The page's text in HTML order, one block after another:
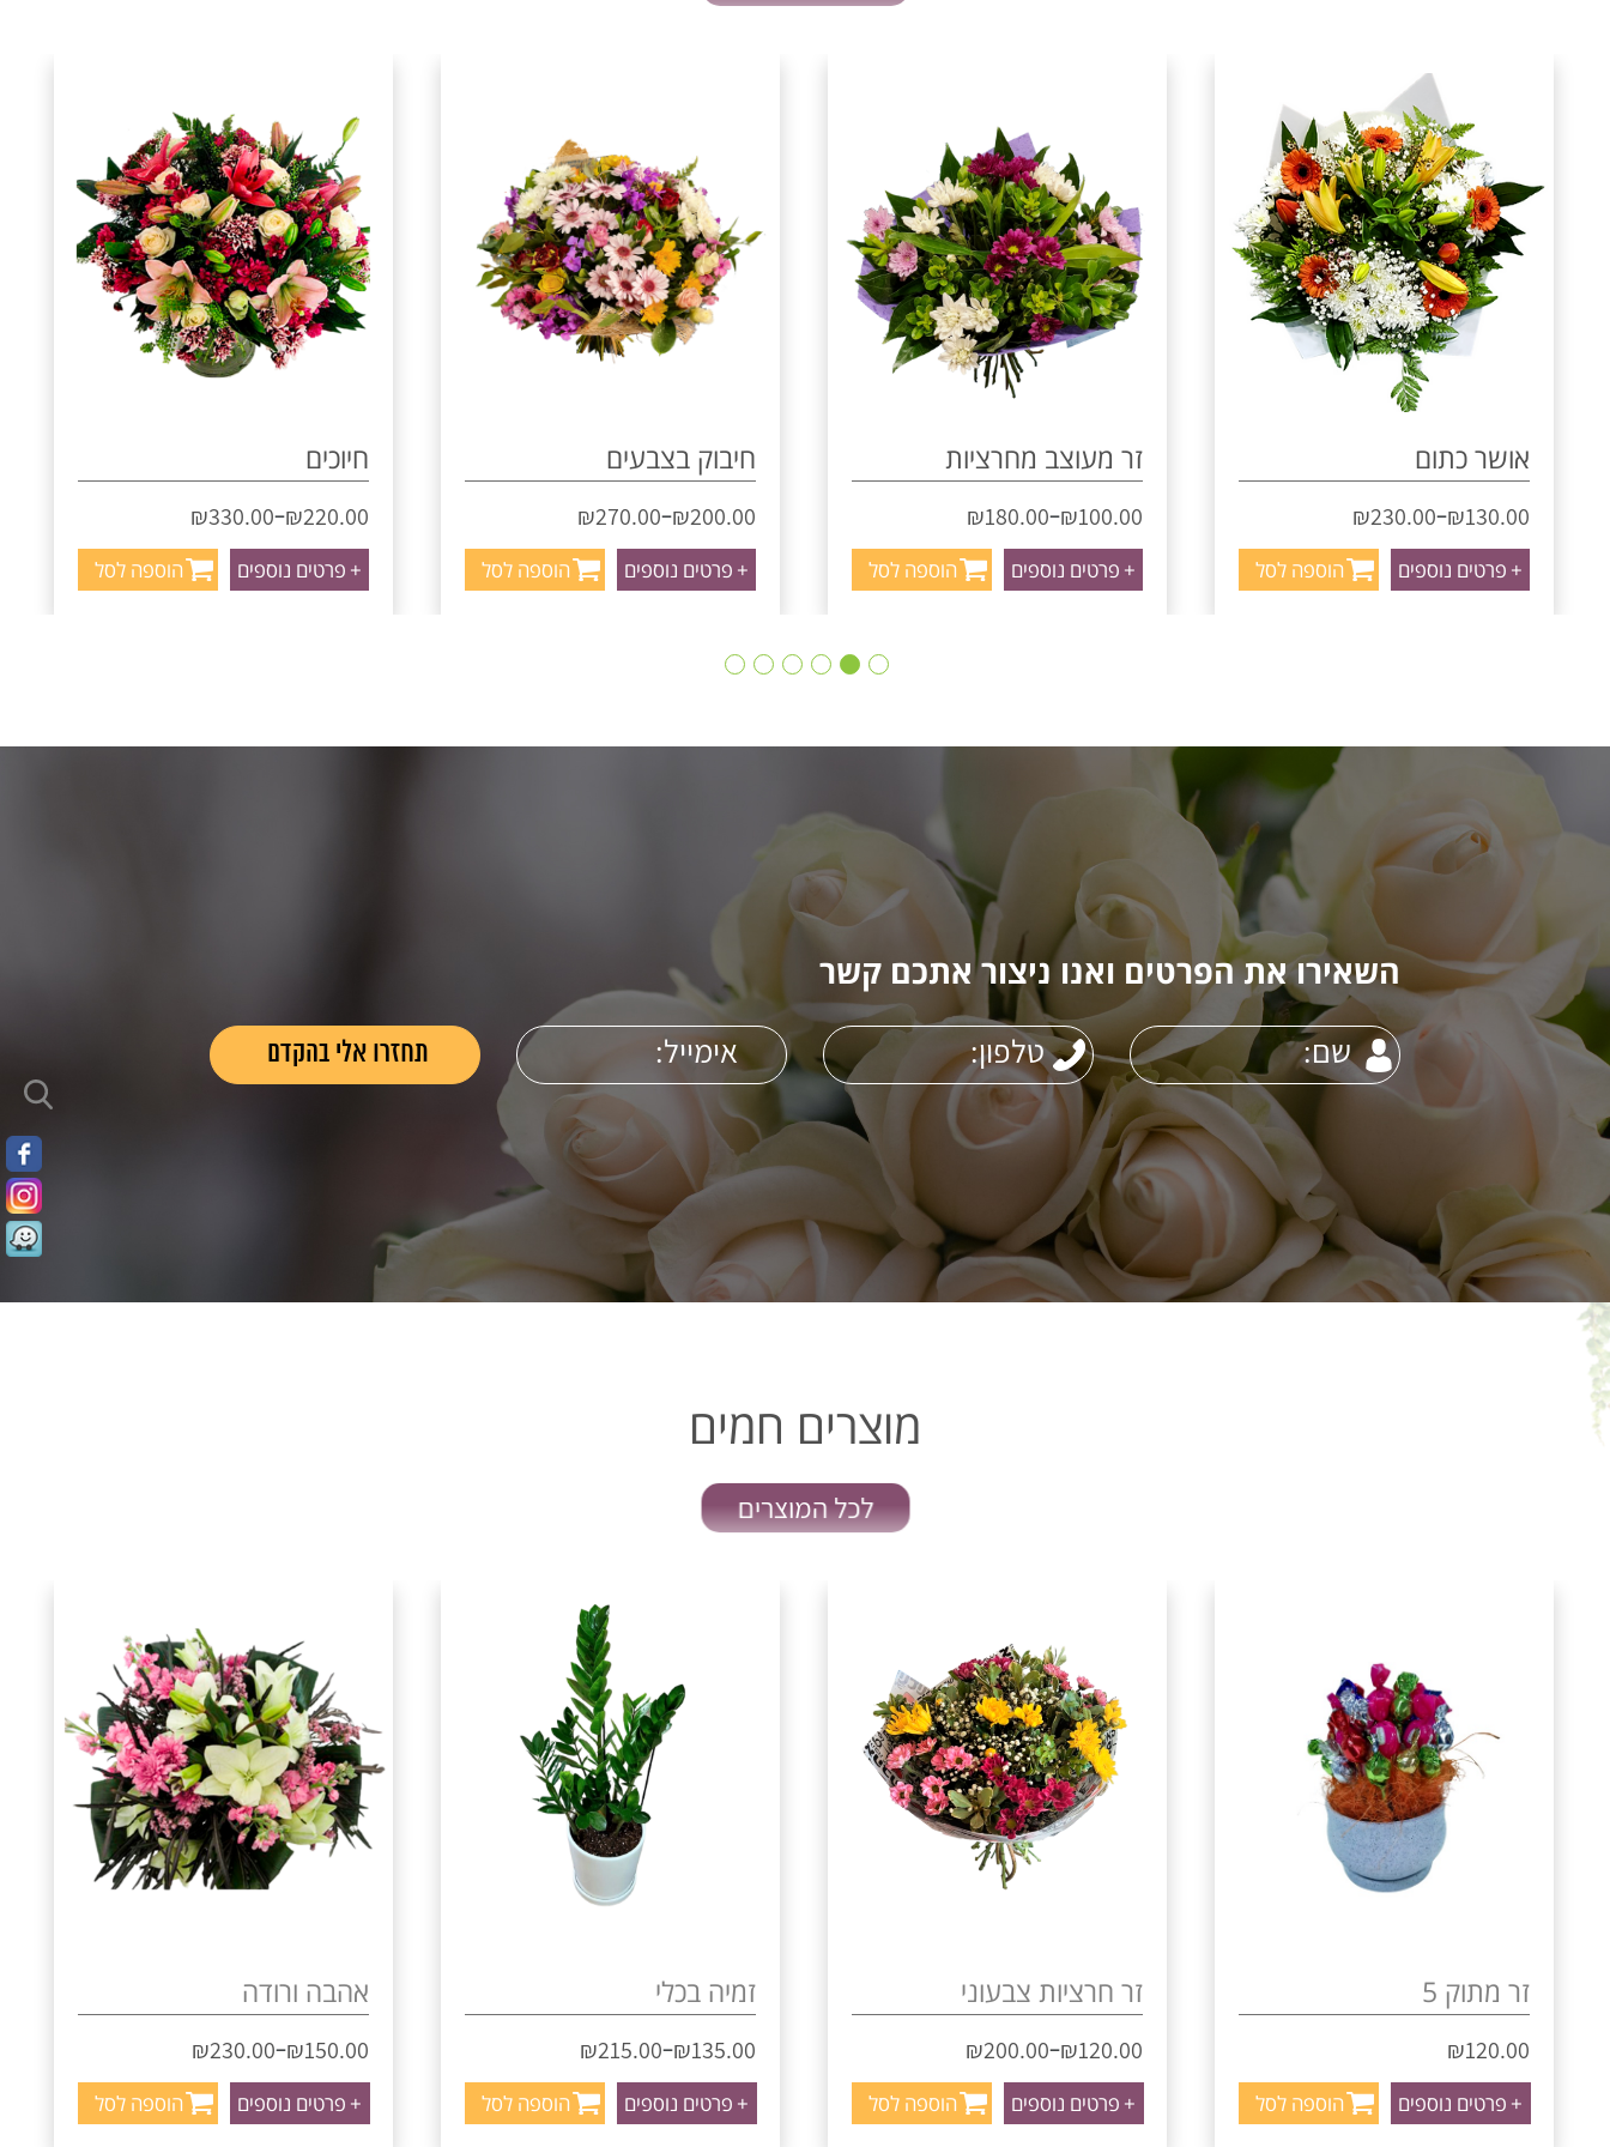
אושר כתום
₪130.00
–
₪230.00
+ פרטים נוספים הוספה לסל
זר מעוצב מחרציות
₪100.00
–
₪180.00
+ פרטים נוספים הוספה לסל
חיבוק בצבעים
₪200.00
–
₪270.00
+ פרטים נוספים הוספה לסל
חיוכים
₪220.00
–
₪330.00
+ פרטים נוספים הוספה לסל
השאירו את הפרטים ואנו ניצור אתכם קשר
מוצרים חמים
לכל המוצרים
זר מתוק 5
₪120.00
+ פרטים נוספים הוספה לסל
זר חרציות צבעוני
₪120.00
–
₪200.00
+ פרטים נוספים הוספה לסל
זמיה בכלי
₪135.00
–
₪215.00
+ פרטים נוספים הוספה לסל
אהבה ורודה
₪150.00
–
₪230.00
+ פרטים נוספים הוספה לסל